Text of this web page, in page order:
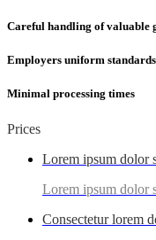
Careful handling of valuable
Employers uniform standards
Minimal processing times
Prices
Lorem ipsum dolor
Lorem ipsum dolor
Consectetur lorem